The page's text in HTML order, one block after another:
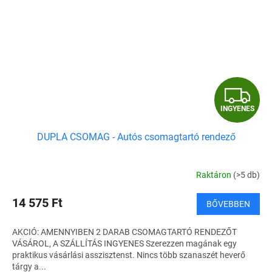
I
N
Y
E
N
INGYENES
DUPLA CSOMAG - Autós csomagtartó rendező
Raktáron (>5 db)
14 575 Ft BŐVEBBEN
AKCIÓ: AMENNYIBEN 2 DARAB CSOMAGTARTÓ RENDEZŐT
VÁSÁROL, A SZÁLLÍTÁS INGYENES Szerezzen magának egy
praktikus vásárlási asszisztenst. Nincs több szanaszét heverő
tárgy a...